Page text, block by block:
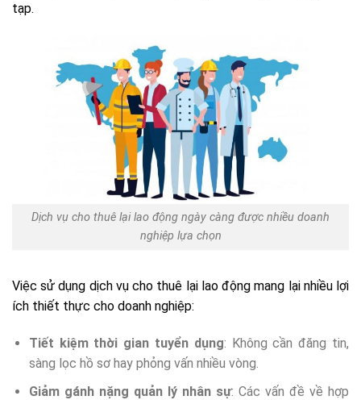
tạp.
Dịch vụ cho thuê lại lao động ngày càng được nhiều doanh
nghiệp lựa chọn
Việc sử dụng dịch vụ cho thuê lại lao động mang lại nhiều lợi
ích thiết thực cho doanh nghiệp:
Tiết kiệm thời gian tuyển dụng: Không cần đăng tin,
sàng lọc hồ sơ hay phỏng vấn nhiều vòng.
Giảm gánh nặng quản lý nhân sự: Các vấn đề về hợp